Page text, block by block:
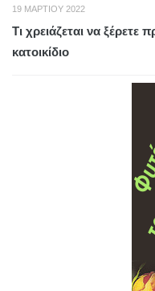
19 ΜΑΡΤΊΟΥ 2022
Τι χρειάζεται να ξέρετε
κατοικίδιο